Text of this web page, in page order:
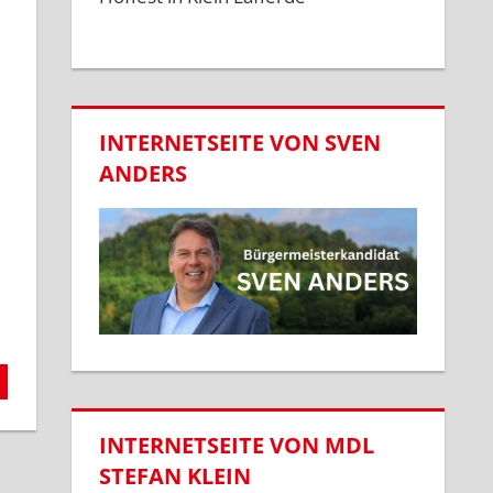
INTERNETSEITE VON SVEN
ANDERS
INTERNETSEITE VON MDL
STEFAN KLEIN